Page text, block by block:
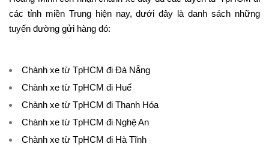
các tỉnh miền Trung hiện nay, dưới đây là danh sách những
tuyến đường gửi hàng đó:
Chành xe từ TpHCM đi Đà Nẵng
Chành xe từ TpHCM đi Huế
Chành xe từ TpHCM đi Thanh Hóa
Chành xe từ TpHCM đi Nghệ An
Chành xe từ TpHCM đi Hà Tĩnh